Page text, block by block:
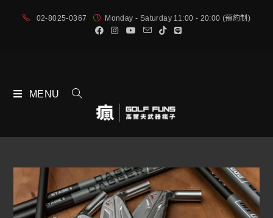
02-8025-0367 Monday - Saturday 11:00 - 20:00 (預約制)
MENU